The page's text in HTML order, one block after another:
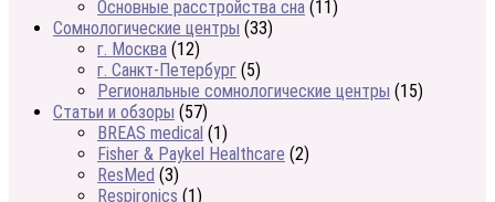
Основные расстройства сна (11)
Сомнологические центры (33)
г. Москва (12)
г. Санкт-Петербург (5)
Региональные сомнологические центры (15)
Статьи и обзоры (57)
BREAS medical (1)
Fisher & Paykel Healthcare (2)
ResMed (3)
Respironics (1)